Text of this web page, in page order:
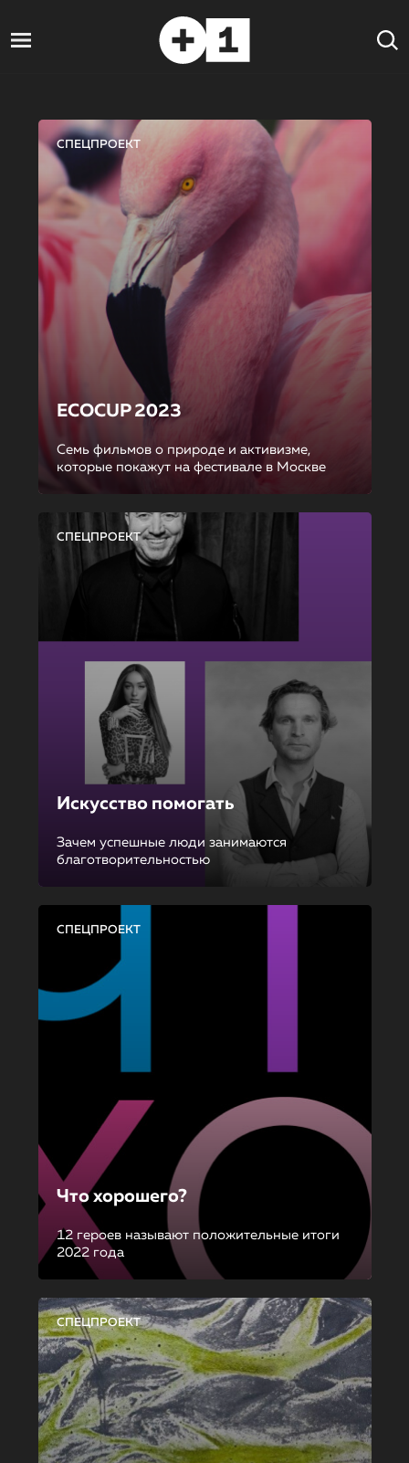
СПЕЦПРОЕКТ
ECOCUP 2023
Семь фильмов о природе и активизме,
которые покажут на фестивале в Москве
СПЕЦПРОЕКТ
Искусство помогать
Зачем успешные люди занимаются
благотворительностью
СПЕЦПРОЕКТ
Что хорошего?
12 героев называют положительные итоги
2022 года
СПЕЦПРОЕКТ